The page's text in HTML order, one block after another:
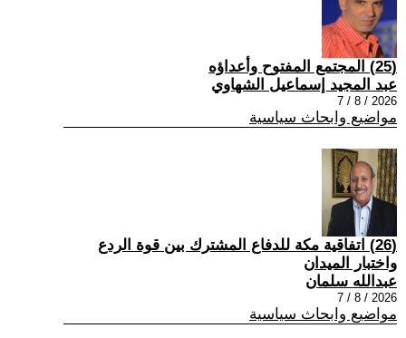
(25) المجتمع المفتوح وأعداؤه
عبد المجيد إسماعيل الشهاوي
2026 / 8 / 7
مواضيع وابحاث سياسية
(26) اتفاقية مكة للدفاع المشترك بين قوة الردع
واختبار الميدان
عبدالله سلمان
2026 / 8 / 7
مواضيع وابحاث سياسية